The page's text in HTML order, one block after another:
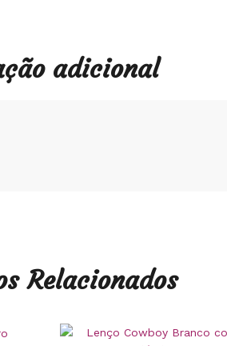
adicional
Relacionados